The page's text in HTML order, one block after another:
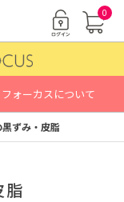
0
フォーカスについて
ずみ・皮脂
脂